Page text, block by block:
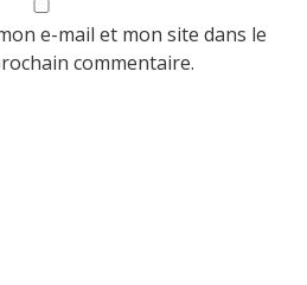
e-mail et mon site dans le
commentaire.